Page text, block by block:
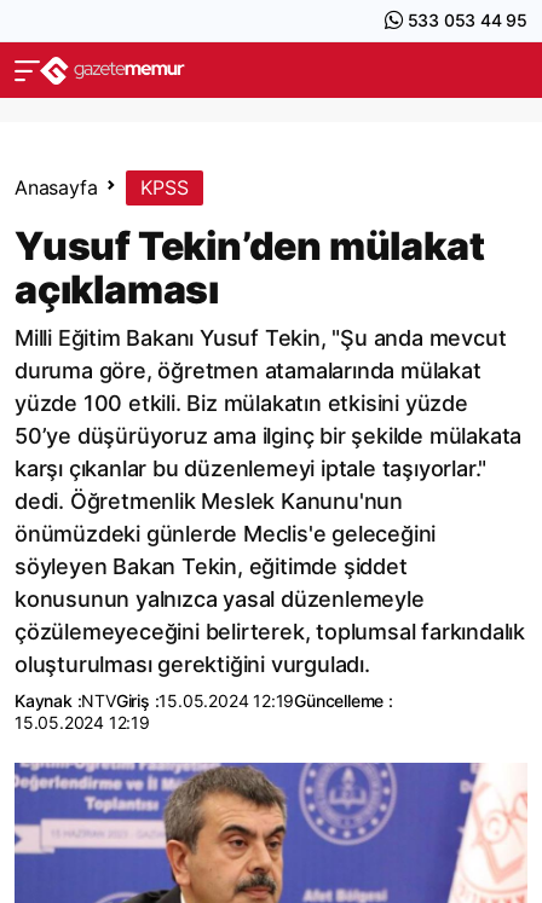
533 053 44 95
Anasayfa KPSS
Yusuf Tekin’den mülakat
açıklaması
Milli Eğitim Bakanı Yusuf Tekin, "Şu anda mevcut
duruma göre, öğretmen atamalarında mülakat
yüzde 100 etkili. Biz mülakatın etkisini yüzde
50’ye düşürüyoruz ama ilginç bir şekilde mülakata
karşı çıkanlar bu düzenlemeyi iptale taşıyorlar."
dedi. Öğretmenlik Meslek Kanunu'nun
önümüzdeki günlerde Meclis'e geleceğini
söyleyen Bakan Tekin, eğitimde şiddet
konusunun yalnızca yasal düzenlemeyle
çözülemeyeceğini belirterek, toplumsal farkındalık
oluşturulması gerektiğini vurguladı.
Kaynak :NTVGiriş :15.05.2024 12:19Güncelleme :
15.05.2024 12:19